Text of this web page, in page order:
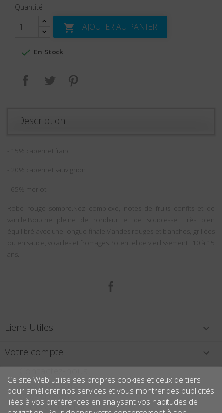
Quantité
 AJOUTER AU PANIER
 En Stock
Partager Tweet
Description
- 15% cabernet franc
- 20% cabernet sauvignon
- 65% merlot
Robe rouge sombre.Nez complexe, notes de fruits confits et de
vanille.Bouche pleine de rondeur et de souplesse. Très bien
équilibré avec une longue finale.Viandes rouges et blanches, grillées
ou en sauce, volailles et fromages.Potentiel de vieillissement : 10 à 15
ans.
Liens Utiles 
Votre compte 
Caves Guérin et Fils
25 avenue grassin
10700 Arcis Sur Aube
Ce site Web utilise ses propres cookies et ceux de tiers
pour améliorer nos services et vous montrer des publicités
liées à vos préférences en analysant vos habitudes de